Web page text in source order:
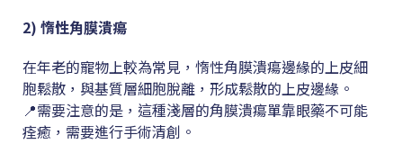
2) 惰性角膜潰瘍
在年老的寵物上較為常見，惰性角膜潰瘍邊緣的上皮細
胞鬆散，與基質層細胞脫離，形成鬆散的上皮邊緣。
📍需要注意的是，這種淺層的角膜潰瘍單靠眼藥不可能
痊癒，需要進行手術清創。